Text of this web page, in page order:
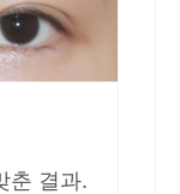
춘 결과.